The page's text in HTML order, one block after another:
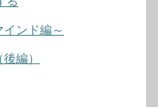
ンド編～
編）